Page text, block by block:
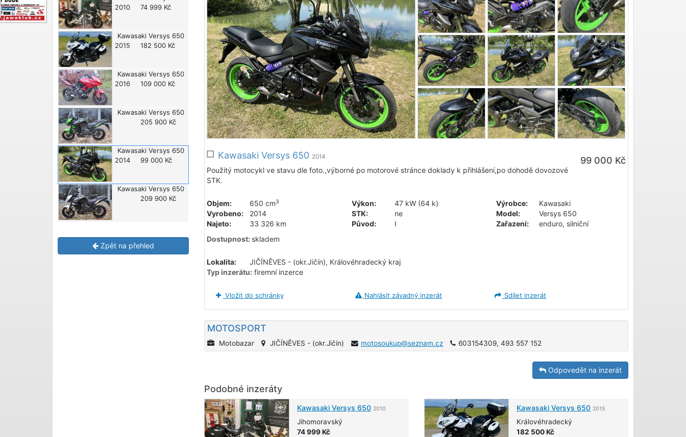
2010
74 999 Kč
Kawasaki Versys 650
2015
182 500 Kč
Kawasaki Versys 650
2016
109 000 Kč
Kawasaki Versys 650
205 900 Kč
Kawasaki Versys 650
2014
99 000 Kč
Kawasaki Versys 650
209 900 Kč
Zpět na přehled
99 000 Kč
Kawasaki Versys 650 2014
Použitý motocykl ve stavu dle foto.,výborné po motorové stránce doklady k přihlášení,po dohodě dovozové
STK.
Objem: 650 cm3
Vyrobeno:
2014
Najeto:
33 326 km
Výkon:
47 kW (64 k)
STK:
ne
Původ:
I
Výrobce:
Kawasaki
Model:
Versys 650
Zařazení:
enduro, silniční
Dostupnost: skladem
Lokalita:
JIČÍNĚVES - (okr.Jičín), Královéhradecký kraj
Typ inzerátu: firemní inzerce
Vložit do schránky Nahlásit závadný inzerát Sdílet inzerát
MOTOSPORT
Motobazar JIČÍNĚVES - (okr.Jičín) motosoukup@seznam.cz 603154309, 493 557 152
Odpovedět na inzerát
Podobné inzeráty
KawasakiVersys 650 2010
Jihomoravský
74 999 Kč
Kawasaki Versys 650 2015
Královéhradecký
182 500 Kč